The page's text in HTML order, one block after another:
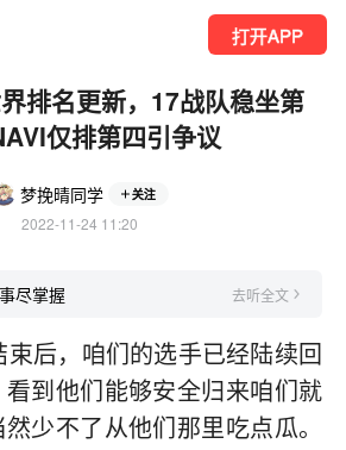
打开APP
排名更新，17战队稳坐第
仅排第四引争议
梦挽晴同学 关注
2022-11-24 11:20
尽掌握 去听全文
束后，咱们的选手已经陆续回
看到他们能够安全归来咱们就
少不了从他们那里吃点瓜。